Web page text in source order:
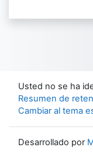
Usted no se ha
Resumen de
Cambiar al tema
Desarrollado por